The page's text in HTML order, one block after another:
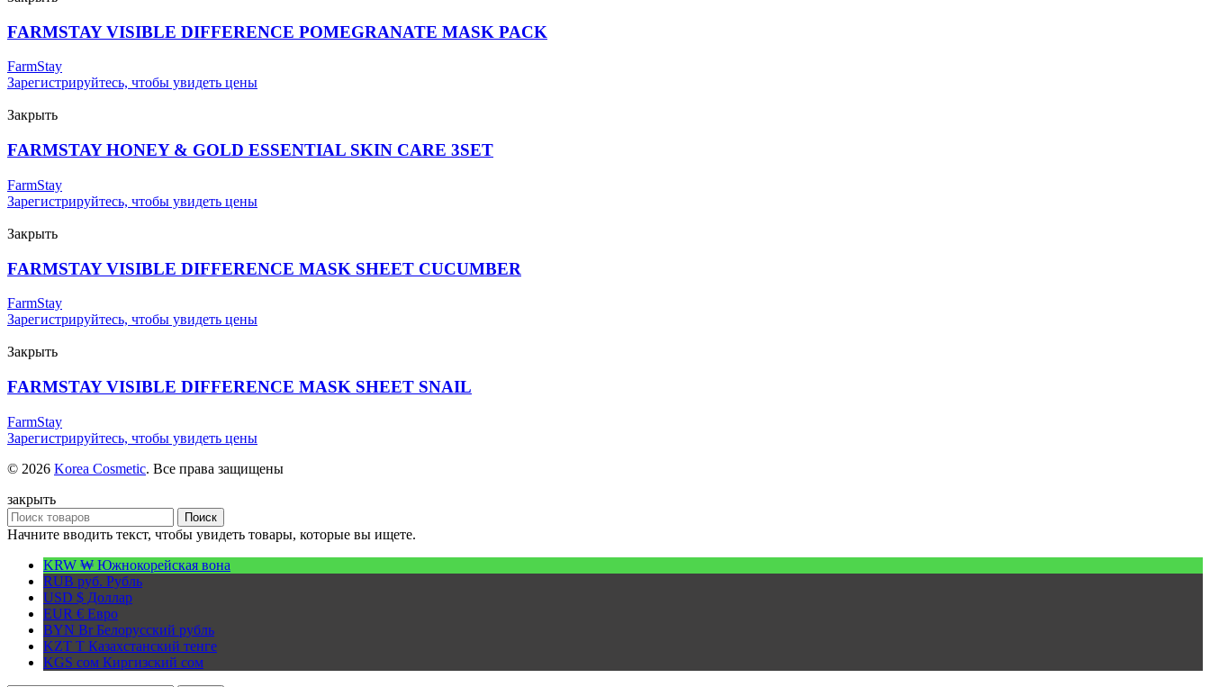
FARMSTAY VISIBLE DIFFERENCE POMEGRANATE MASK PACK
FarmStay
Зарегистрируйтесь, чтобы увидеть цены
Закрыть
FARMSTAY HONEY & GOLD ESSENTIAL SKIN CARE 3SET
FarmStay
Зарегистрируйтесь, чтобы увидеть цены
Закрыть
FARMSTAY VISIBLE DIFFERENCE MASK SHEET CUCUMBER
FarmStay
Зарегистрируйтесь, чтобы увидеть цены
Закрыть
FARMSTAY VISIBLE DIFFERENCE MASK SHEET SNAIL
FarmStay
Зарегистрируйтесь, чтобы увидеть цены
© 2026 Korea Cosmetic. Все права защищены
закрыть
Поиск
Начните вводить текст, чтобы увидеть товары, которые вы ищете.
KRW ₩ Южнокорейская вона
RUB руб. Рубль
USD $ Доллар
EUR € Евро
BYN BrБелорусский рубль
KZT T Казахстанский тенге
KGS сом Киргизский сом